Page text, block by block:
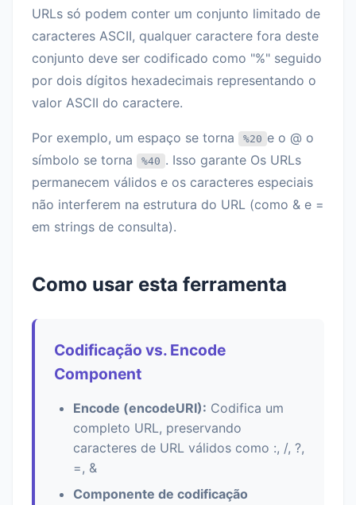
URLs só podem conter um conjunto limitado de
caracteres ASCII, qualquer caractere fora deste
conjunto deve ser codificado como "%" seguido
por dois dígitos hexadecimais representando o
valor ASCII do caractere.
Por exemplo, um espaço se torna %20 e o @ o
símbolo se torna
%40 . Isso garante Os URLs
permanecem válidos e os caracteres especiais
não interferem na estrutura do URL (como & e =
em strings de consulta).
Como usar esta ferramenta
Codificação vs. Encode
Component
Encode (encodeURI): Codifica um
completo URL, preservando
caracteres de URL válidos como :, /, ?,
=, &
Componente de codificação